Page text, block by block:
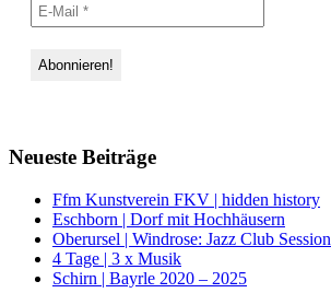
Neueste Beiträge
Ffm Kunstverein FKV | hidden history
Eschborn | Dorf mit Hochhäusern
Oberursel | Windrose: Jazz Club Session
4 Tage | 3 x Musik
Schirn | Bayrle 2020 – 2025